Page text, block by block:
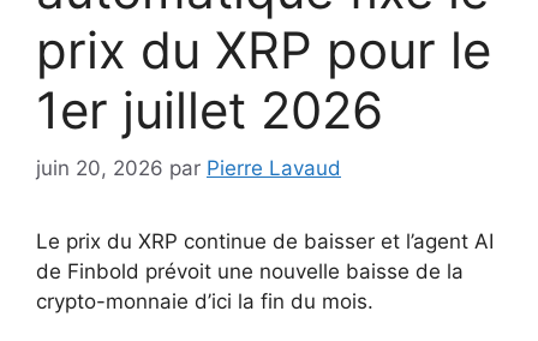
prix du XRP pour le
1er juillet 2026
juin 20, 2026 par Pierre Lavaud
Le prix du XRP continue de baisser et l’agent AI
de Finbold prévoit une nouvelle baisse de la
crypto-monnaie d’ici la fin du mois.